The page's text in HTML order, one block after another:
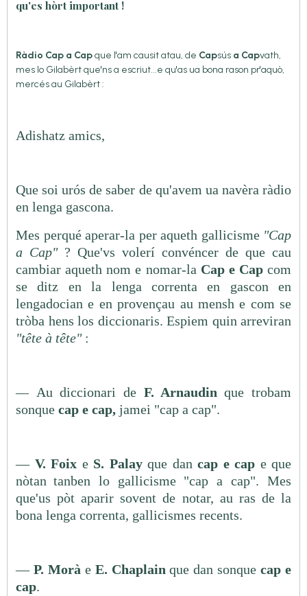
qu'es hòrt important !
Ràdio Cap a Capque l'am causit atau, de Capsús a Capvath,
mes lo Gilabèrt que'ns a escriut...e qu'as ua bona rason pr'aquò,
mercés au Gilabèrt :
Adishatz amics,
Que soi urós de saber de qu'avem ua navèra ràdio
en lenga gascona.
Mes perqué aperar-la per aqueth gallicisme "Cap
a Cap"? Que'vs volerí convéncer de que cau
cambiar aqueth nom e nomar-la Cap e Capcom
se ditz en la lenga correnta en gascon en
lengadocian e en provençau au mensh e com se
tròba hens los diccionaris. Espiem quin arreviran
"tête à tête":
— Au diccionari de F. Arnaudin que trobam
sonque cap e cap, jamei "cap a cap".
— V. Foix e S. Palayque dan cap e cap e que
nòtan tanben lo gallicisme "cap a cap". Mes
que'us pòt aparir sovent de notar, au ras de la
bona lenga correnta, gallicismes recents.
—P. Morà e E. Chaplain que dan sonquecap e
cap.